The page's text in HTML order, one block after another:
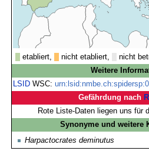
etabliert, nicht etabliert,
nicht
Weitere
LSID WSC:
Gefährdung nach
Rote Liste-Daten liegen uns für
Synonyme und weitere
Harpactocrates deminutus